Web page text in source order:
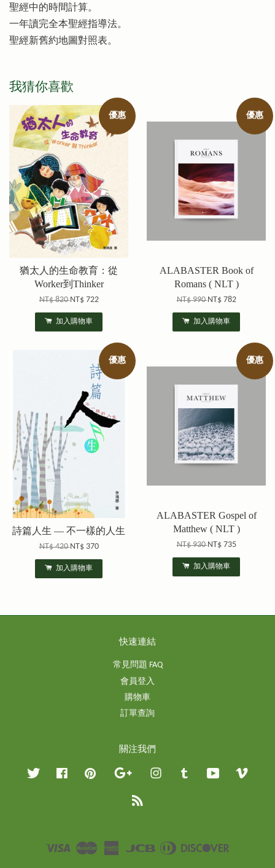
聖經中的時間計算。
一年讀完全本聖經指導法。
聖經新舊約地圖對照表。
我猜你喜歡
優惠
猶太人的生命教育：從
Worker到Thinker
NT$ 820NT$ 722
加入購物車
優惠
ALABASTER Book of
Romans ( NLT )
NT$ 990NT$ 782
加入購物車
優惠
詩篇人生 — 不一樣的人生
NT$ 420NT$ 370
加入購物車
優惠
ALABASTER Gospel of
Matthew ( NLT )
NT$ 930NT$ 735
加入購物車
快速連結
常見問題 FAQ
會員登入
購物車
訂單查詢
關注我們
Twitter Facebook Pinterest Google InstagramTumblr YouTube
Visa Master
American
JCB
Diners